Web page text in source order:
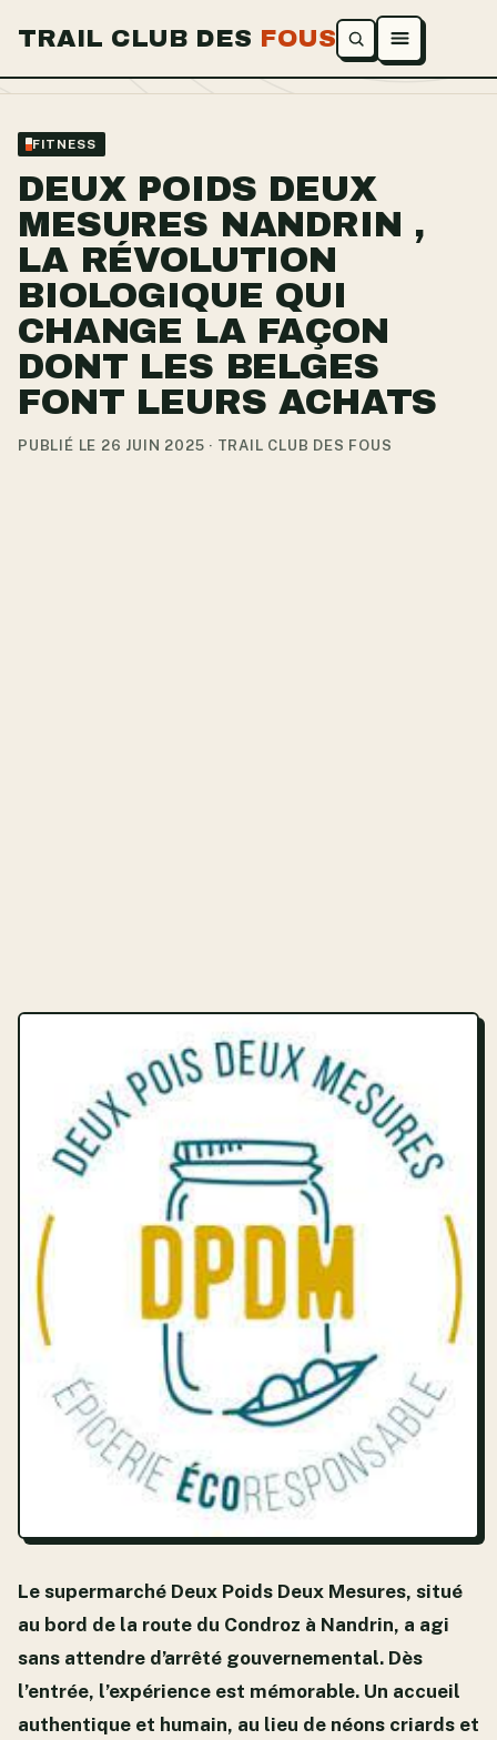
TRAIL CLUB DES FOUS Ouvrir le menu
FITNESS
DEUX POIDS DEUX
MESURES NANDRIN ,
LA RÉVOLUTION
BIOLOGIQUE QUI
CHANGE LA FAÇON
DONT LES BELGES
FONT LEURS ACHATS
PUBLIÉ LE 26 JUIN 2025 · TRAIL CLUB DES FOUS
Le supermarché Deux Poids Deux Mesures, situé
au bord de la route du Condroz à Nandrin, a agi
sans attendre d’arrêté gouvernemental. Dès
l’entrée, l’expérience est mémorable. Un accueil
authentique et humain, au lieu de néons criards et